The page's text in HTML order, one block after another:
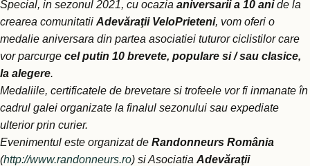
Special, in sezonul 2021, cu ocazia aniversarii a 10 anide la
crearea comunitatii Adevăraţii VeloPrieteni, vom oferi o
medalie aniversara din partea asociatiei tuturor ciclistilor care
vor parcurge cel putin 10 brevete, populare si / sau clasice,
la alegere.
Medaliile, certificatele de brevetare si trofeele vor fi inmanate în
cadrul galei organizate la finalul sezonului sau expediate
ulterior prin curier.
Evenimentul este organizat de Randonneurs România
(http://www.randonneurs.ro) si Asociatia Adevăraţii